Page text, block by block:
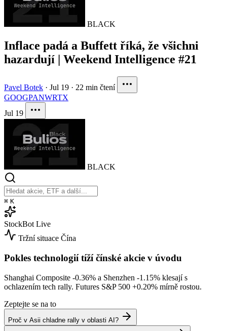
BLACK
Inflace padá a Buffett říká, že všichni
hazardují | Weekend Intelligence #21
Pavel Botek · Jul 19 · 22 min čtení
GOOGPANWRTX
Jul 19
BLACK
⌘ K
StockBot Live
Tržní situace Čína
Pokles technologií tíží čínské akcie v úvodu
Shanghai Composite -0.36% a Shenzhen -1.15% klesají s
ochlazením tech rally. Futures S&P 500 +0.20% mírně rostou.
Zeptejte se na to
Proč v Asii chladne rally v oblasti AI?